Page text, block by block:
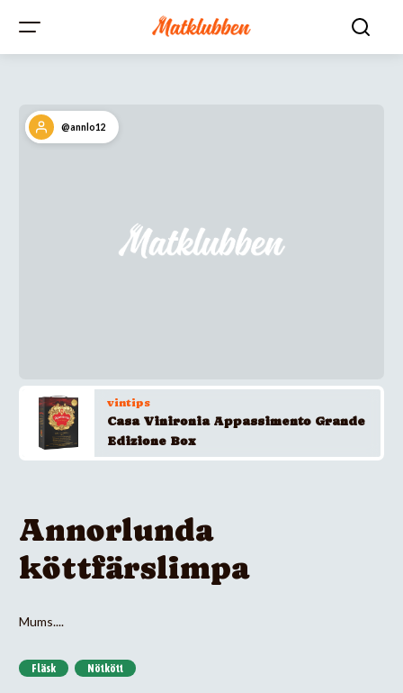
@annlo12
vintips
Casa Vinironia Appassimento Grande
Edizione Box
Annorlunda
köttfärslimpa
Mums....
Fläsk Nötkött